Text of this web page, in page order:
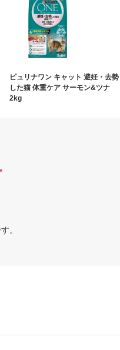
ピュリナワン キャット 避妊・去勢
した猫 体重ケア サーモン&ツナ
2kg
。